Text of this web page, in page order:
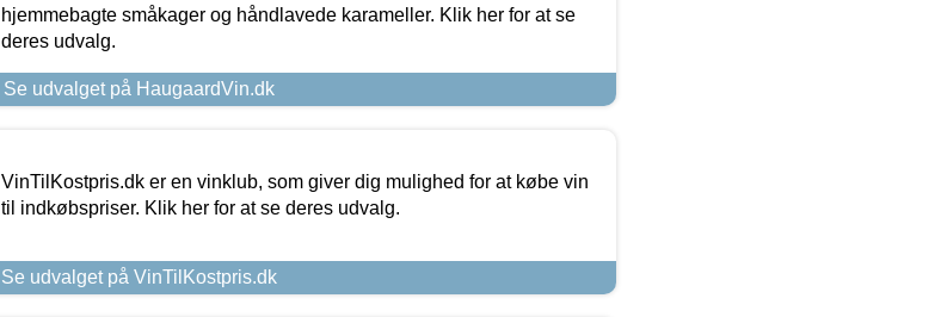
hjemmebagte småkager og håndlavede karameller. Klik her for at se
deres udvalg.
Se udvalget på HaugaardVin.dk
VinTilKostpris.dk er en vinklub, som giver dig mulighed for at købe vin
til indkøbspriser. Klik her for at se deres udvalg.
Se udvalget på VinTilKostpris.dk